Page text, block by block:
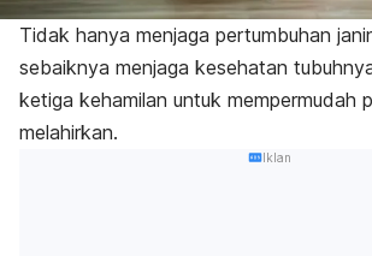
Tidak hanya menjaga pertumbuhan
sebaiknya menjaga kesehatan
ketiga kehamilan untuk mempermudah
melahirkan.
Iklan